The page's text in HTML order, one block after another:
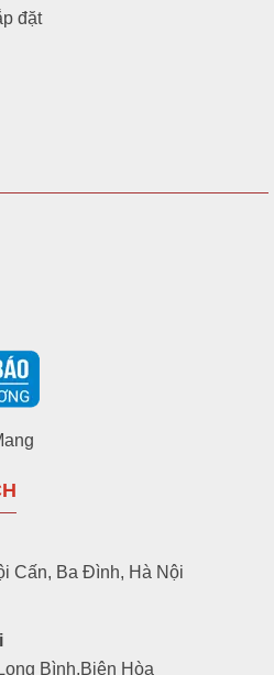
đặt
Cấn, Ba Đình, Hà Nội
Bình,Biên Hòa